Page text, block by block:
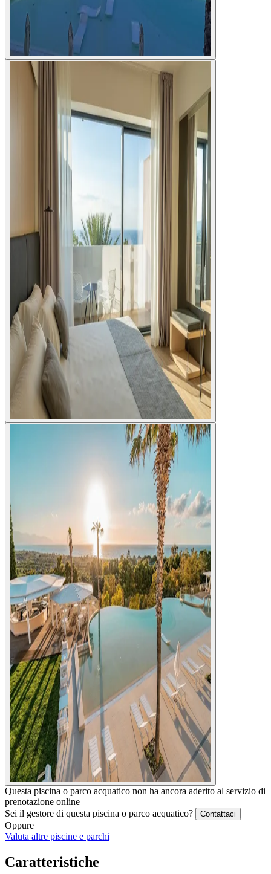
Questa piscina o parco acquatico non ha ancora aderito al servizio di
prenotazione online
Sei il gestore di questa piscina o parco acquatico?
Contattaci
Oppure
Valuta altre piscine e parchi
Caratteristiche